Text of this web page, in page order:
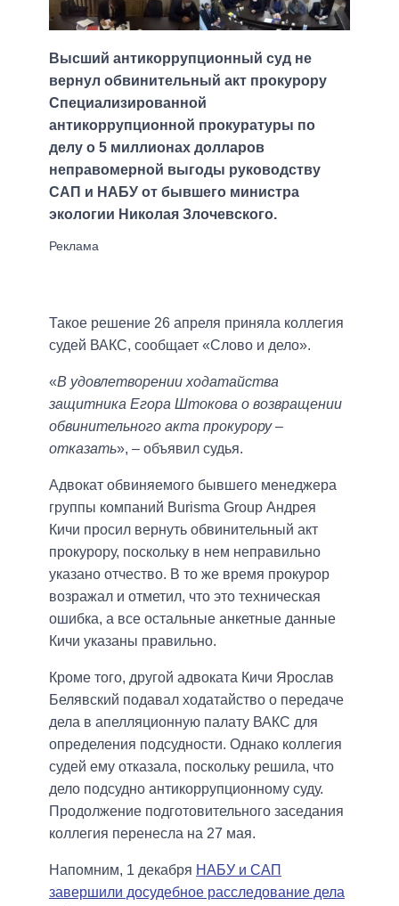
Высший антикоррупционный суд не
вернул обвинительный акт прокурору
Специализированной
антикоррупционной прокуратуры по
делу о 5 миллионах долларов
неправомерной выгоды руководству
САП и НАБУ от бывшего министра
экологии Николая Злочевского.
Такое решение 26 апреля приняла коллегия
судей ВАКС, сообщает «Слово и дело».
«В удовлетворении ходатайства
защитника Егора Штокова о возвращении
обвинительного акта прокурору –
отказать», – объявил судья.
Адвокат обвиняемого бывшего менеджера
группы компаний Burisma Group Андрея
Кичи просил вернуть обвинительный акт
прокурору, поскольку в нем неправильно
указано отчество. В то же время прокурор
возражал и отметил, что это техническая
ошибка, а все остальные анкетные данные
Кичи указаны правильно.
Кроме того, другой адвоката Кичи Ярослав
Белявский подавал ходатайство о передаче
дела в апелляционную палату ВАКС для
определения подсудности. Однако коллегия
судей ему отказала, поскольку решила, что
дело подсудно антикоррупционному суду.
Продолжение подготовительного заседания
коллегия перенесла на 27 мая.
Напомним, 1 декабря НАБУ и САП
завершили досудебное расследование дела